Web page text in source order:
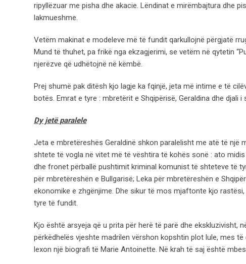
ripyllëzuar me pisha dhe akacie. Lëndinat e mirëmbajtura dhe
lakmueshme.
Vetëm makinat e modeleve më të fundit qarkullojnë përgjatë
Mund të thuhet, pa frikë nga ekzagjerimi, se vetëm në qytetin
njerëzve që udhëtojnë në këmbë.
Prej shumë pak ditësh kjo lagje ka fqinjë, jeta më intime e të
botës. Emrat e tyre : mbretërit e Shqipërisë, Geraldina dhe djali
Dy jetë paralele
Jeta e mbretëreshës Geraldinë shkon paralelisht me atë të një
shtete të vogla në vitet më të vështira të kohës sonë : ato
dhe fronet përballë pushtimit kriminal komunist të shteteve të
për mbretëreshën e Bullgarisë; Leka për mbretëreshën e
ekonomike e zhgënjime. Dhe sikur të mos mjaftonte kjo
tyre të fundit.
Kjo është arsyeja që u prita për herë të parë dhe ekskluzivisht,
përkëdhelës vjeshte madrilen vërshon kopshtin plot lule, mes
lexon një biografi të Marie Antoinette. Në krah të saj është